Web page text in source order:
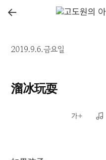
←
2019.9.6.금요일
溜冰玩耍